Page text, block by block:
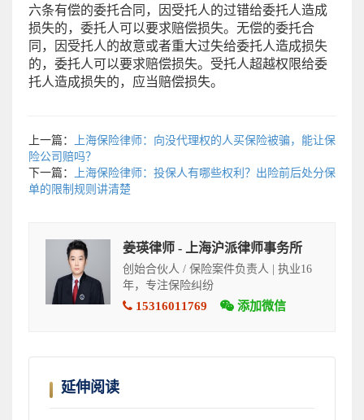
六条有偿的委托合同，因受托人的过错给委托人造成
损失的，委托人可以要求赔偿损失。无偿的委托合
同，因受托人的故意或者重大过失给委托人造成损失
的，委托人可以要求赔偿损失。受托人超越权限给委
托人造成损失的，应当赔偿损失。
上一篇：
上海保险律师：向没代理权的人买保险被骗，能让保
险公司赔吗？
下一篇：
上海保险律师：投保人有哪些权利？出险前后处分保
单的限制规则讲清楚
姜瑛律师 - 上海沪派律师事务所
创始合伙人 / 保险案件负责人 | 执业16
年，专注保险纠纷
15316011769 添加微信
延伸阅读